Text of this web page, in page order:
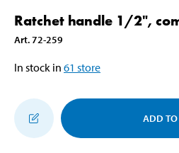
Ratchet handle 1/2",
Art.72-259
In stock in 61 store
ADD TO